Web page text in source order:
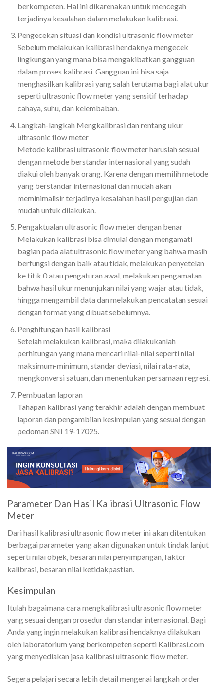
berkompeten. Hal ini dikarenakan untuk mencegah
terjadinya kesalahan dalam melakukan kalibrasi.
Pengecekan situasi dan kondisi ultrasonic flow meter
Sebelum melakukan kalibrasi hendaknya mengecek
lingkungan yang mana bisa mengakibatkan gangguan
dalam proses kalibrasi. Gangguan ini bisa saja
menghasilkan kalibrasi yang salah terutama bagi alat ukur
seperti ultrasonic flow meter yang sensitif terhadap
cahaya, suhu, dan kelembaban.
Langkah-langkah Mengkalibrasi dan rentang ukur
ultrasonic flow meter
Metode kalibrasi ultrasonic flow meter haruslah sesuai
dengan metode berstandar internasional yang sudah
diakui oleh banyak orang. Karena dengan memilih metode
yang berstandar internasional dan mudah akan
meminimalisir terjadinya kesalahan hasil pengujian dan
mudah untuk dilakukan.
Pengaktualan ultrasonic flow meter dengan benar
Melakukan kalibrasi bisa dimulai dengan mengamati
bagian pada alat ultrasonic flow meter yang bahwa masih
berfungsi dengan baik atau tidak, melakukan penyetelan
ke titik 0 atau pengaturan awal, melakukan pengamatan
bahwa hasil ukur menunjukan nilai yang wajar atau tidak,
hingga mengambil data dan melakukan pencatatan sesuai
dengan format yang dibuat sebelumnya.
Penghitungan hasil kalibrasi
Setelah melakukan kalibrasi, maka dilakukanlah
perhitungan yang mana mencari nilai-nilai seperti nilai
maksimum-minimum, standar deviasi, nilai rata-rata,
mengkonversi satuan, dan menentukan persamaan regresi.
Pembuatan laporan
Tahapan kalibrasi yang terakhir adalah dengan membuat
laporan dan pengambilan kesimpulan yang sesuai dengan
pedoman SNI 19-17025.
Parameter Dan Hasil Kalibrasi Ultrasonic Flow
Meter
Dari hasil kalibrasi ultrasonic flow meter ini akan ditentukan
berbagai parameter yang akan digunakan untuk tindak lanjut
seperti nilai objek, besaran nilai penyimpangan, faktor
kalibrasi, besaran nilai ketidakpastian.
Kesimpulan
Itulah bagaimana cara mengkalibrasi ultrasonic flow meter
yang sesuai dengan prosedur dan standar internasional. Bagi
Anda yang ingin melakukan kalibrasi hendaknya dilakukan
oleh laboratorium yang berkompeten seperti Kalibrasi.com
yang menyediakan jasa kalibrasi ultrasonic flow meter.
Segera pelajari secara lebih detail mengenai langkah order,